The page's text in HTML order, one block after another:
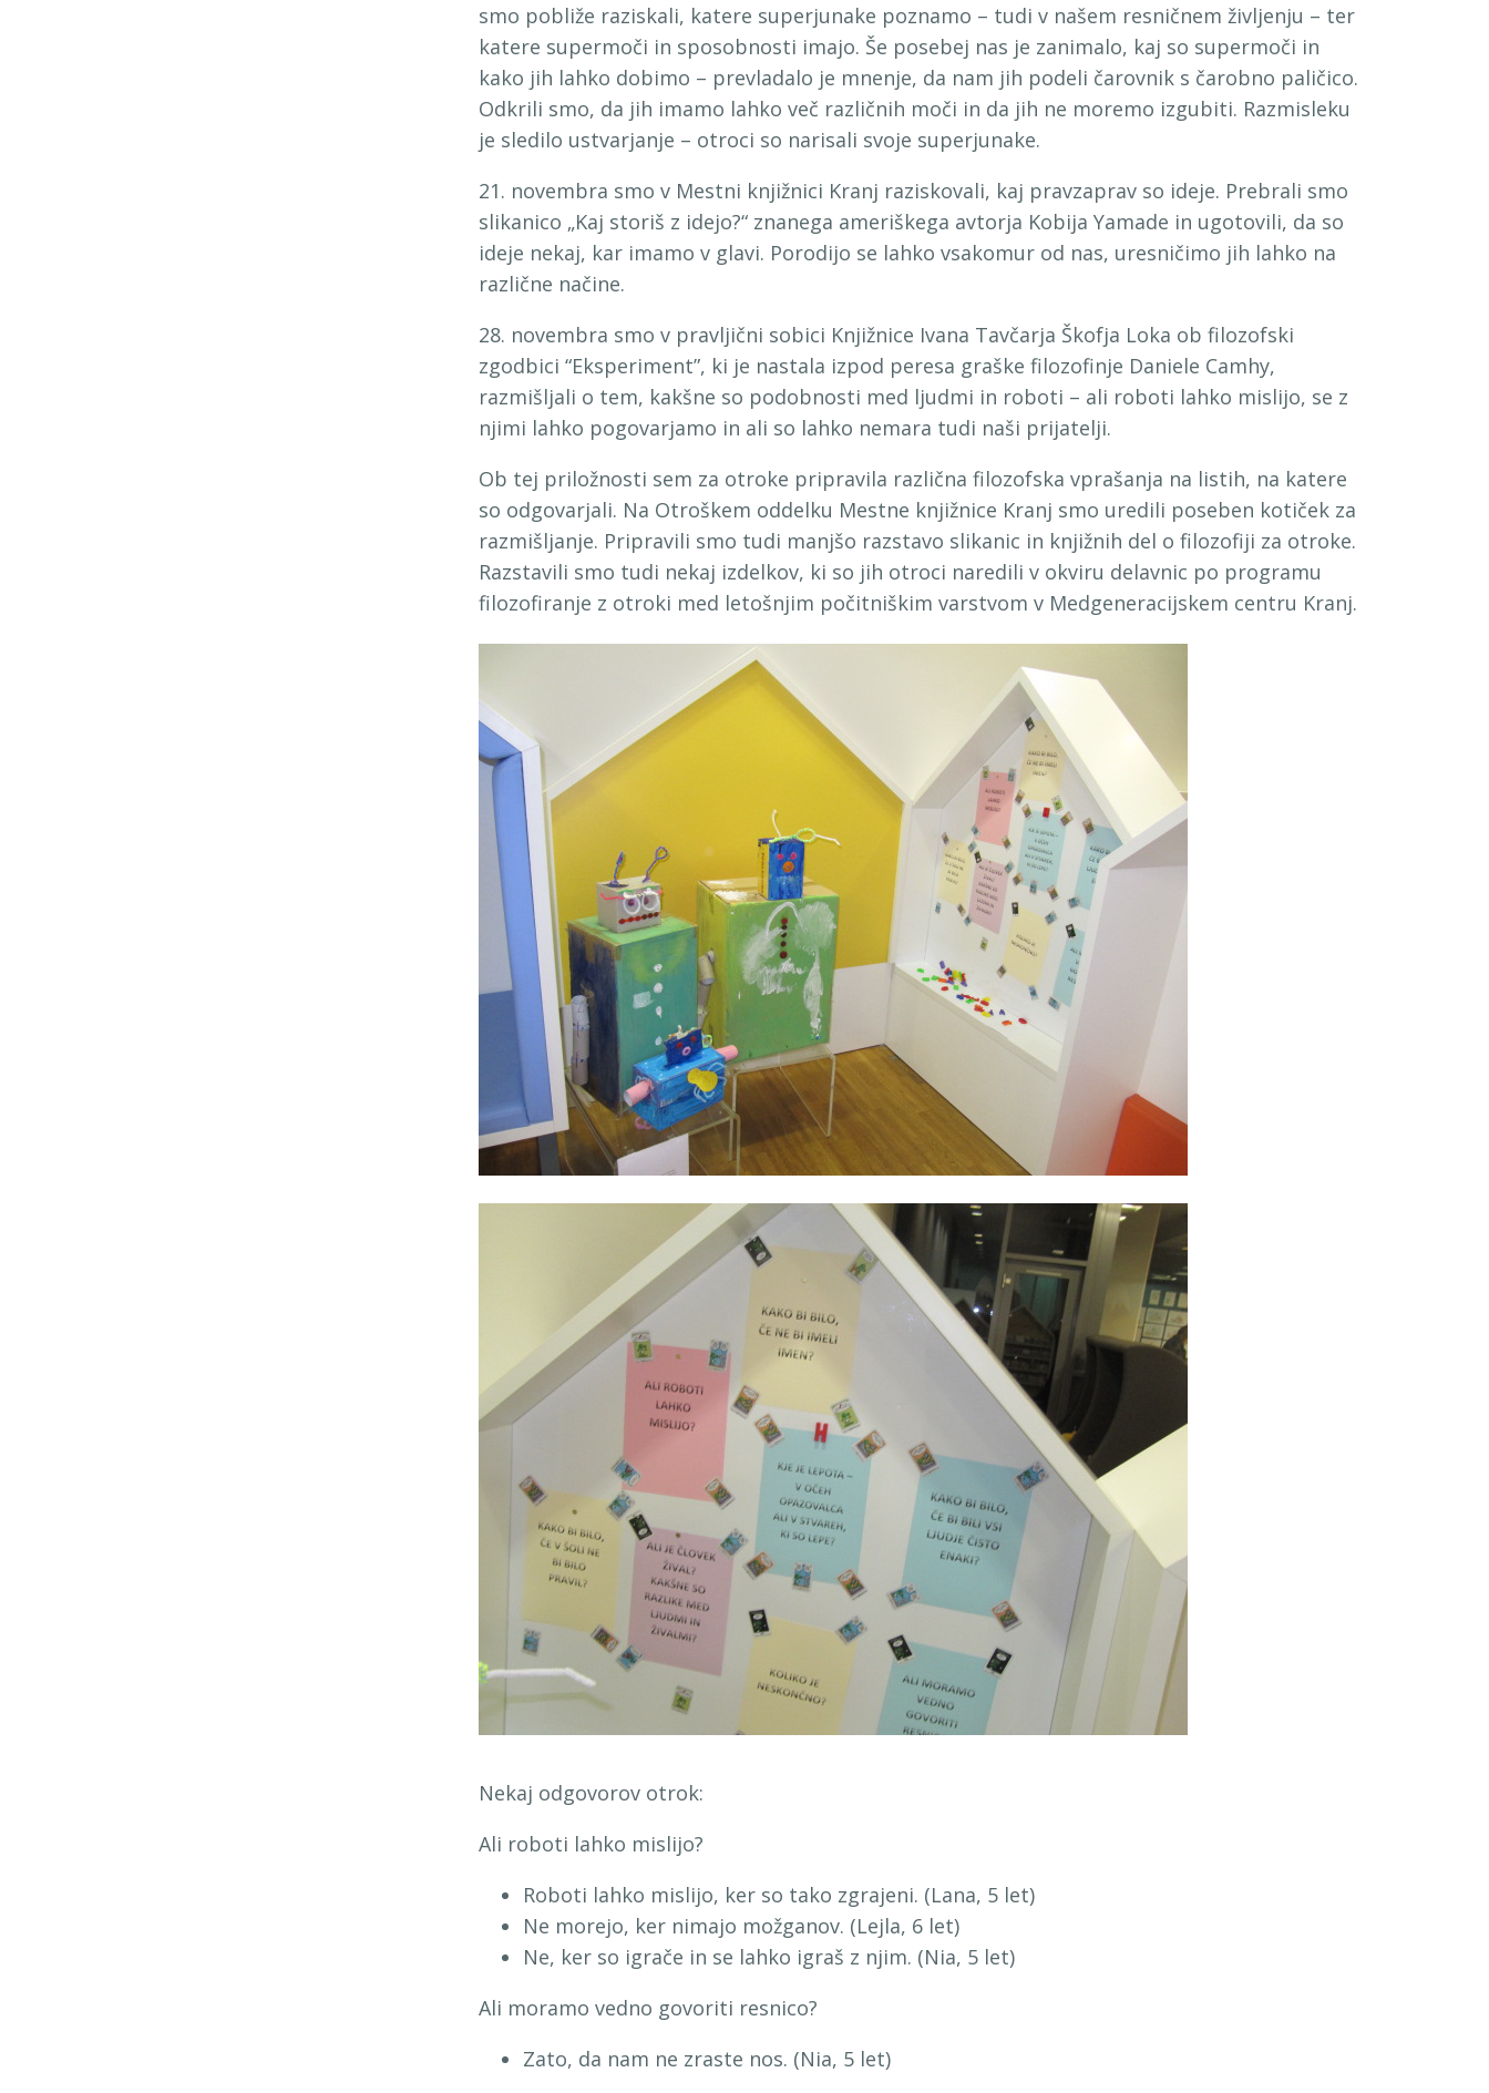
smo pobliže raziskali, katere superjunake poznamo – tudi v našem resničnem življenju – ter
katere supermoči in sposobnosti imajo. Še posebej nas je zanimalo, kaj so supermoči in
kako jih lahko dobimo – prevladalo je mnenje, da nam jih podeli čarovnik s čarobno paličico.
Odkrili smo, da jih imamo lahko več različnih moči in da jih ne moremo izgubiti. Razmisleku
je sledilo ustvarjanje – otroci so narisali svoje superjunake.
21. novembra smo v Mestni knjižnici Kranj raziskovali, kaj pravzaprav so ideje. Prebrali smo
slikanico „Kaj storiš z idejo?“ znanega ameriškega avtorja Kobija Yamade in ugotovili, da so
ideje nekaj, kar imamo v glavi. Porodijo se lahko vsakomur od nas, uresničimo jih lahko na
različne načine.
28. novembra smo v pravljični sobici Knjižnice Ivana Tavčarja Škofja Loka ob filozofski
zgodbici “Eksperiment”, ki je nastala izpod peresa graške filozofinje Daniele Camhy,
razmišljali o tem, kakšne so podobnosti med ljudmi in roboti – ali roboti lahko mislijo, se z
njimi lahko pogovarjamo in ali so lahko nemara tudi naši prijatelji.
Ob tej priložnosti sem za otroke pripravila različna filozofska vprašanja na listih, na katere
so odgovarjali. Na Otroškem oddelku Mestne knjižnice Kranj smo uredili poseben kotiček za
razmišljanje. Pripravili smo tudi manjšo razstavo slikanic in knjižnih del o filozofiji za otroke.
Razstavili smo tudi nekaj izdelkov, ki so jih otroci naredili v okviru delavnic po programu
filozofiranje z otroki med letošnjim počitniškim varstvom v Medgeneracijskem centru Kranj.
Nekaj odgovorov otrok:
Ali roboti lahko mislijo?
Roboti lahko mislijo, ker so tako zgrajeni. (Lana, 5 let)
Ne morejo, ker nimajo možganov. (Lejla, 6 let)
Ne, ker so igrače in se lahko igraš z njim. (Nia, 5 let)
Ali moramo vedno govoriti resnico?
Zato, da nam ne zraste nos. (Nia, 5 let)